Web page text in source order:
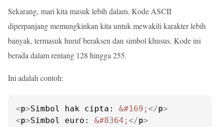
Sekarang, mari kita masuk lebih dalam. Kode ASCII
diperpanjang memungkinkan kita untuk mewakili karakter lebih
banyak, termasuk huruf beraksen dan simbol khusus. Kode ini
berada dalam rentang 128 hingga 255.
Ini adalah contoh:
<p>Simbol hak cipta: &#169; </p>
<p>Simbol euro: &#8364; </p>